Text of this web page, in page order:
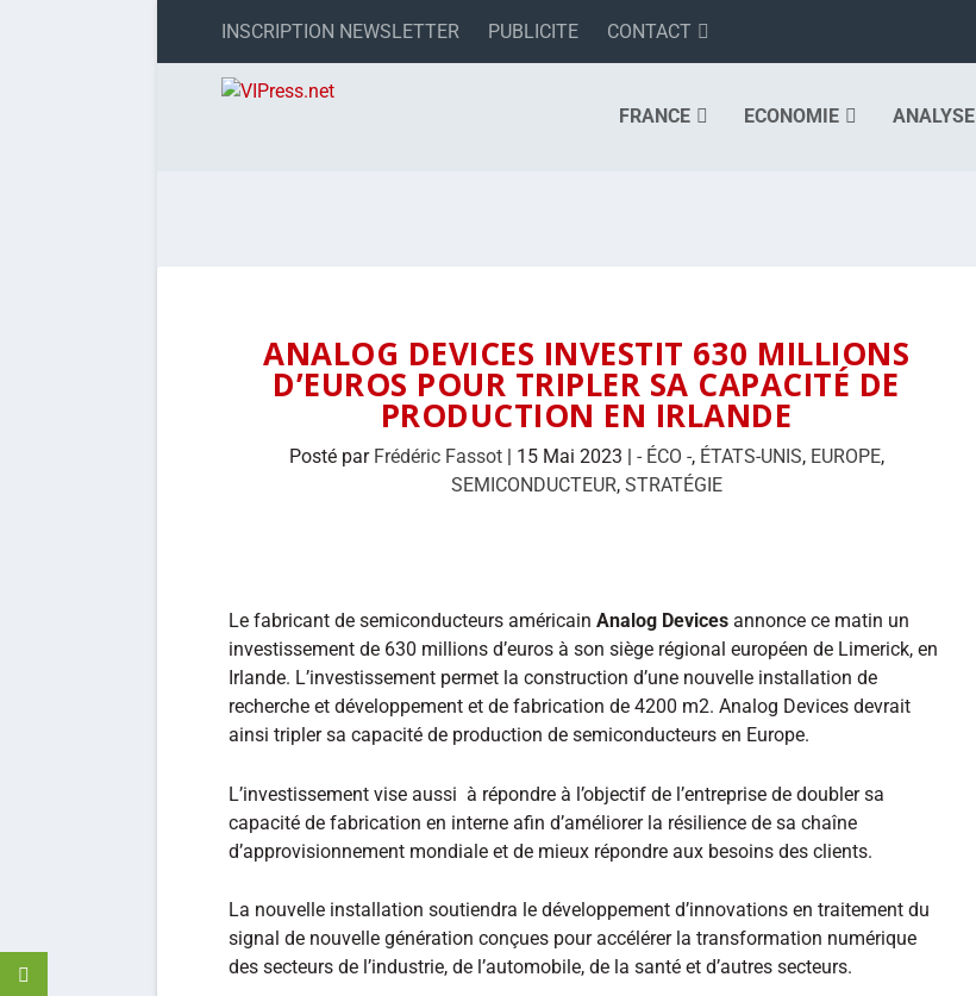
INSCRIPTION NEWSLETTER PUBLICITE CONTACT
FRANCE ECONOMIE ANALYSE
ANALOG DEVICES INVESTIT 630 MILLIONS
D’EUROS POUR TRIPLER SA CAPACITÉ DE
PRODUCTION EN IRLANDE
Posté par Frédéric Fassot| 15 Mai 2023 | - ÉCO -, ÉTATS-UNIS, EUROPE,
SEMICONDUCTEUR, STRATÉGIE
Le fabricant de semiconducteurs américain Analog Devices annonce ce matin un
investissement de 630 millions d’euros à son siège régional européen de Limerick, en
Irlande. L’investissement permet la construction d’une nouvelle installation de
recherche et développement et de fabrication de 4200 m2. Analog Devices devrait
ainsi tripler sa capacité de production de semiconducteurs en Europe.
L’investissement vise aussi à répondre à l’objectif de l’entreprise de doubler sa
capacité de fabrication en interne afin d’améliorer la résilience de sa chaîne
d’approvisionnement mondiale et de mieux répondre aux besoins des clients.
La nouvelle installation soutiendra le développement d’innovations en traitement du
signal de nouvelle génération conçues pour accélérer la transformation numérique
des secteurs de l’industrie, de l’automobile, de la santé et d’autres secteurs.